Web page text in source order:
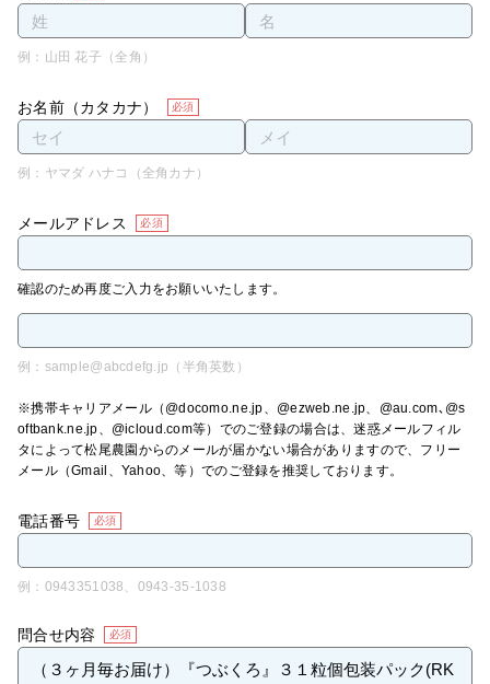
例：山田 花子（全角）
お名前（カタカナ） 必須
例：ヤマダ ハナコ（全角カナ）
メールアドレス 必須
確認のため再度ご入力をお願いいたします。
例：sample@abcdefg.jp（半角英数）
※携帯キャリアメール（@docomo.ne.jp、@ezweb.ne.jp、@au.com､@s
oftbank.ne.jp、@icloud.com等）でのご登録の場合は、迷惑メールフィル
タによって松尾農園からのメールが届かない場合がありますので、フリー
メール（Gmail、Yahoo、等）でのご登録を推奨しております。
電話番号 必須
例：0943351038、0943-35-1038
問合せ内容 必須